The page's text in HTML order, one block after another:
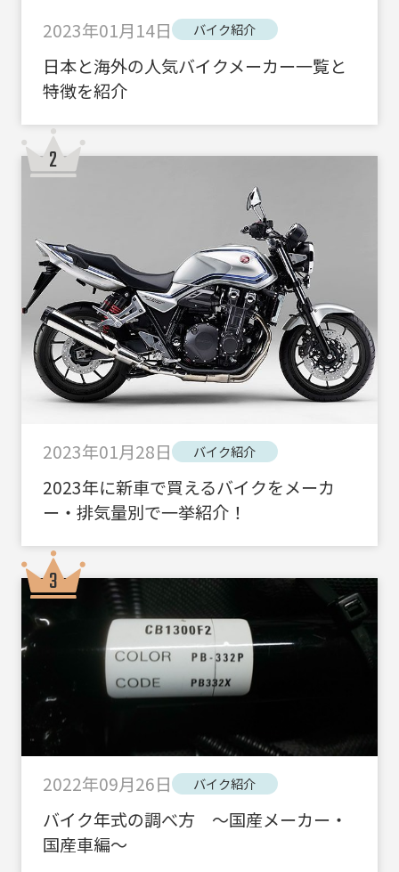
2023年01月14日 バイク紹介
日本と海外の人気バイクメーカー一覧と
特徴を紹介
2023年01月28日 バイク紹介
2023年に新車で買えるバイクをメーカ
ー・排気量別で一挙紹介！
2022年09月26日 バイク紹介
バイク年式の調べ方 ～国産メーカー・
国産車編～